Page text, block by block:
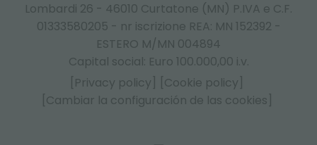
Lombardi 26 - 46010 Curtatone (MN) P.IVA e C.F.
01333580205 - nr iscrizione REA: MN 152392 -
ESTERO M/MN 004894
Capital social: Euro 100.000,00 i.v.
[Privacy policy]
[Cookie policy]
[Cambiar la configuración de las cookies]